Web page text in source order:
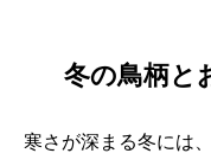
冬の鳥柄と
寒さが深まる冬には